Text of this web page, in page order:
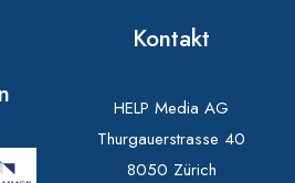
Kontakt
HELP Media AG
Thurgauerstrasse 40
8050 Zürich